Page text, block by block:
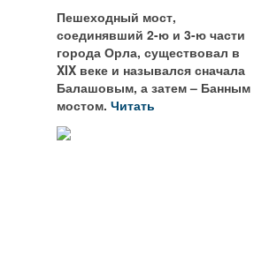
Пешеходный мост,
соединявший 2-ю и 3-ю части
города Орла, существовал в
XIX веке и назывался сначала
Балашовым, а затем – Банным
мостом.Читать